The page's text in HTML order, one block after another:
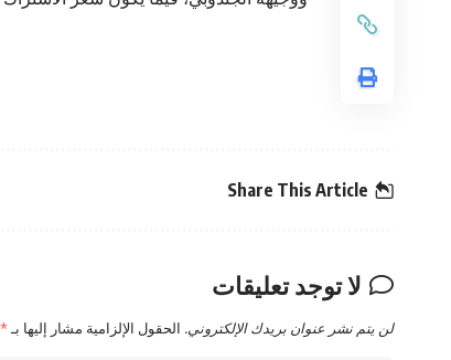
Share This Article
لا توجد تعليقات
لن يتم نشر عنوان بريدك الإلكتروني. الحقول الإلزامية مشار إليها بـ*